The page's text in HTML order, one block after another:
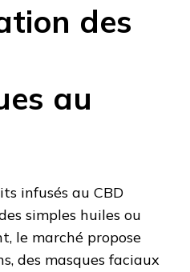
des
au
infusés au CBD
simples huiles ou
le marché propose
des masques faciaux